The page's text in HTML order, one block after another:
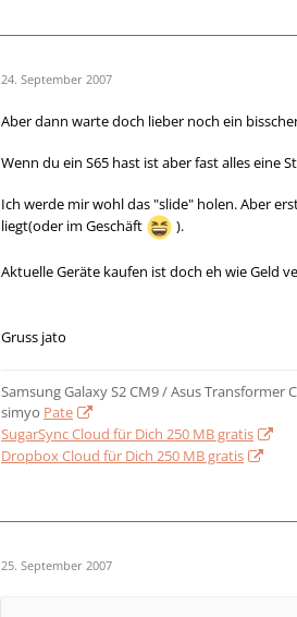
24. September 2007
Aber dann warte doch lieber noch ein
Wenn du ein S65 hast ist aber fast alles eine
Ich werde mir wohl das "slide" holen. Aber
liegt(oder im Geschäft
).
Aktuelle Geräte kaufen ist doch eh wie Geld
Gruss jato
Samsung Galaxy S2 CM9 / Asus Transformer
simyo Pate
SugarSync Cloud für Dich 250 MB gratis
Dropbox Cloud für Dich 250 MB gratis
25. September 2007